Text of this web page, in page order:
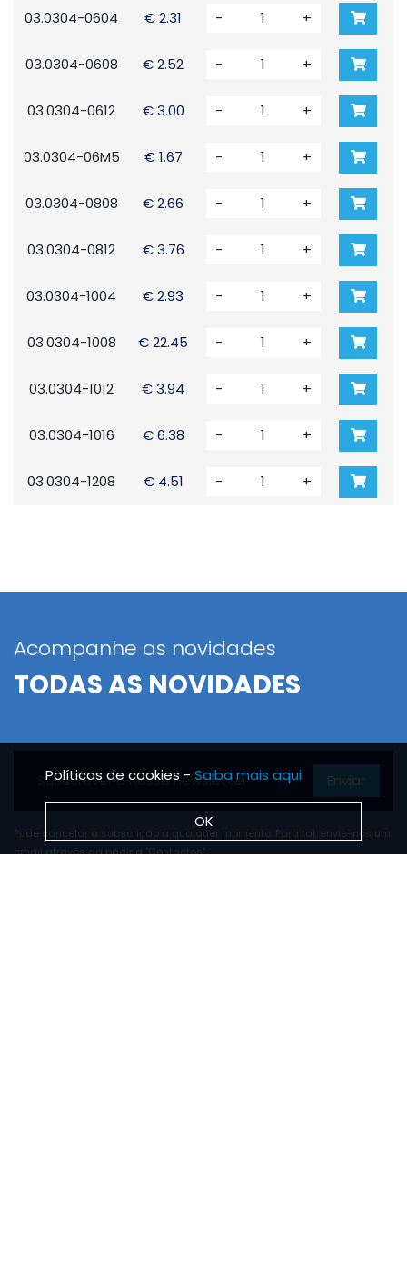
03.0304-0604 € 2.31 - +
03.0304-0608 € 2.52 - +
03.0304-0612 € 3.00 - +
03.0304-06M5 € 1.67 - +
03.0304-0808 € 2.66 - +
03.0304-0812 € 3.76 - +
03.0304-1004 € 2.93 - +
03.0304-1008 € 22.45 - +
03.0304-1012 € 3.94 - +
03.0304-1016 € 6.38 - +
03.0304-1208 € 4.51 - +
Acompanhe as novidades
TODAS AS NOVIDADES
Enviar
Pode cancelar a subscrição a qualquer momento. Para tal, envie-nos um
email através da página "Contactos".
Políticas de cookies - Saiba mais aqui
OK